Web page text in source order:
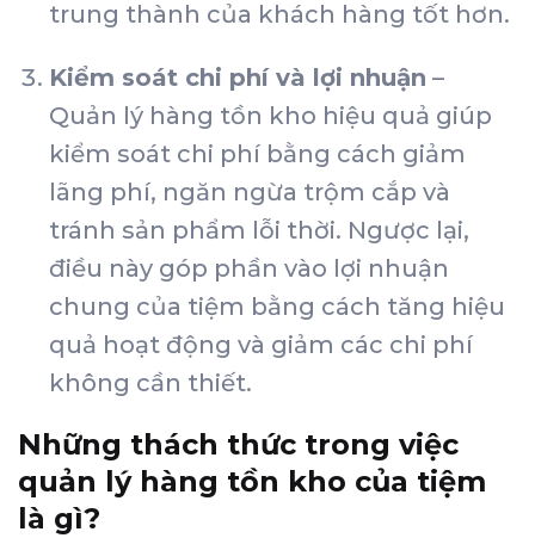
trung thành của khách hàng tốt hơn.
Kiểm soát chi phí và lợi nhuận –
Quản lý hàng tồn kho hiệu quả giúp
kiểm soát chi phí bằng cách giảm
lãng phí, ngăn ngừa trộm cắp và
tránh sản phẩm lỗi thời. Ngược lại,
điều này góp phần vào lợi nhuận
chung của tiệm bằng cách tăng hiệu
quả hoạt động và giảm các chi phí
không cần thiết.
Những thách thức trong việc
quản lý hàng tồn kho của tiệm
là gì?